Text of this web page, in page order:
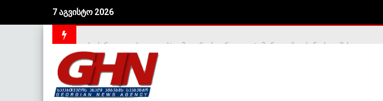
7 აგვისტო 2026აშშ-მა საქართველოსთან სტრატეგიული პარტნიორობა შეაჩერა